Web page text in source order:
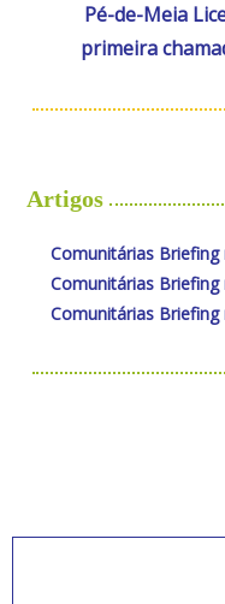
Pé-de-Meia
primeira
Artigos
Comunitárias Briefing
Comunitárias Briefing
Comunitárias Briefing